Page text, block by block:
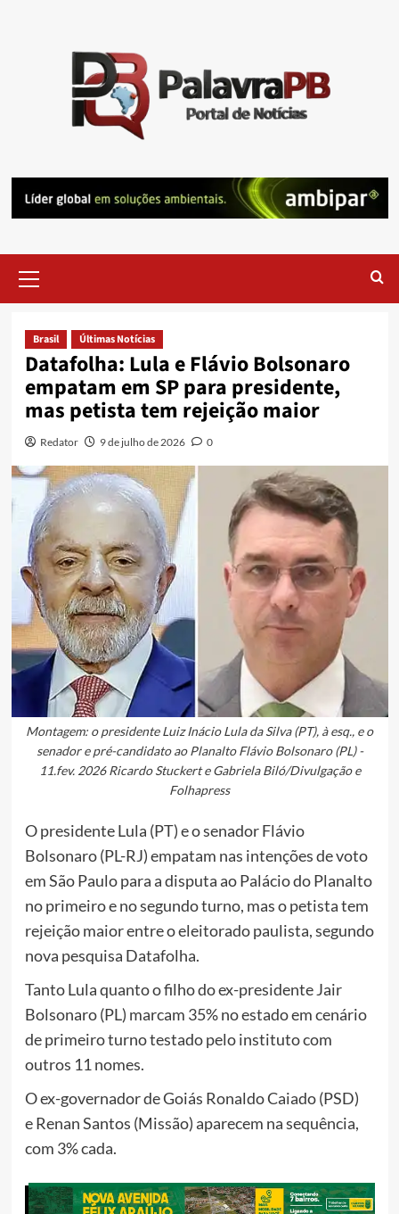
Menu
Brasil Últimas Notícias
Datafolha: Lula e Flávio Bolsonaro
empatam em SP para presidente,
mas petista tem rejeição maior
Redator 9 de julho de 2026 0
Montagem: o presidente Luiz Inácio Lula da Silva (PT), à esq., e o
senador e pré-candidato ao Planalto Flávio Bolsonaro (PL) -
11.fev. 2026 Ricardo Stuckert e Gabriela Biló/Divulgação e
Folhapress
O presidente Lula (PT) e o senador Flávio
Bolsonaro (PL-RJ) empatam nas intenções de voto
em São Paulo para a disputa ao Palácio do Planalto
no primeiro e no segundo turno, mas o petista tem
rejeição maior entre o eleitorado paulista, segundo
nova pesquisa Datafolha.
Tanto Lula quanto o filho do ex-presidente Jair
Bolsonaro (PL) marcam 35% no estado em cenário
de primeiro turno testado pelo instituto com
outros 11 nomes.
O ex-governador de Goiás Ronaldo Caiado (PSD)
e Renan Santos (Missão) aparecem na sequência,
com 3% cada.